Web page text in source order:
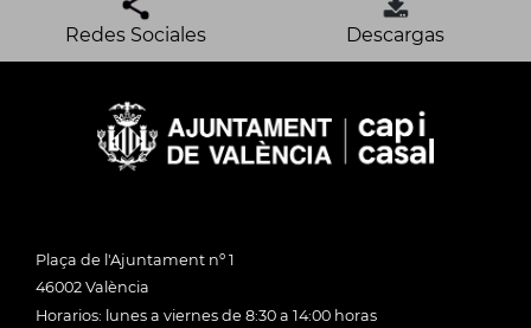
Redes Sociales Descargas
Plaça de l'Ajuntament nº 1
46002 València
Horarios: lunes a viernes de 8:30 a 14:00 horas